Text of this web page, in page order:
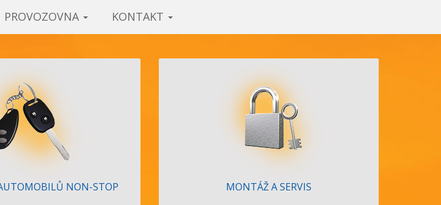
PROVOZOVNA KONTAKT
NON-STOP MONTÁŽ A SERVIS